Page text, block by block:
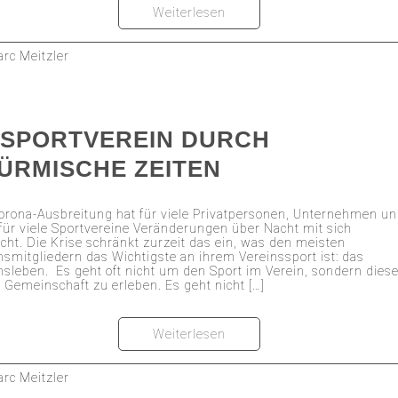
Weiterlesen
Meitzler
DURCH
ZEITEN
Ausbreitung hat für viele Privatpersonen, Unternehmen
viele Sportvereine Veränderungen über Nacht mit sich
Die Krise schränkt zurzeit das ein, was den meisten
das Wichtigste an ihrem Vereinssport ist: das
Es geht oft nicht um den Sport im Verein, sondern
Gemeinschaft zu erleben. Es geht nicht […]
Weiterlesen
Meitzler